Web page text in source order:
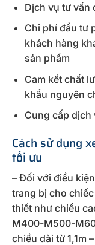
Dịch vụ tư vấn
Chi phí đầu tư
khách hàng
sản phẩm
Cam kết chất
khẩu nguyên
Cung cấp dịch
Cách sử dụng
tối ưu
– Đối với điều
trang bị cho
thiết như chiều
M400-M500-
chiều dài từ 1,1m